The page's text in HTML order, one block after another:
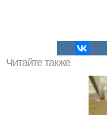
Читайте также